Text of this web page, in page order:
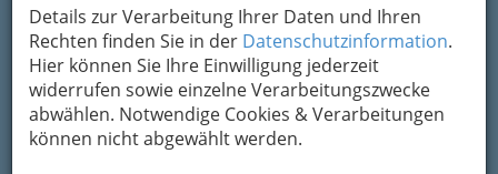
Details zur Verarbeitung Ihrer Daten und Ihren
Rechten finden Sie in der Datenschutzinformation.
Hier können Sie Ihre Einwilligung jederzeit
widerrufen sowie einzelne Verarbeitungszwecke
abwählen. Notwendige Cookies & Verarbeitungen
können nicht abgewählt werden.
Tag, stehen den
Jungvermählten die schönsten Orte der Welt
offen. Zu zweit die frische Liebe genießen, dafür
sind Flitterwochen da.
Ursprünglich stammt
das „flittern“ vom